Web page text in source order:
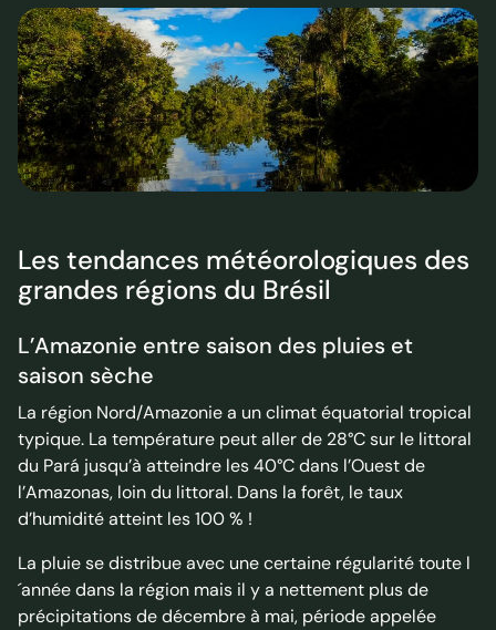
Les tendances météorologiques des
grandes régions du Brésil
L’Amazonie entre saison des pluies et
saison sèche
La région Nord/Amazonie a un climat équatorial tropical
typique. La température peut aller de 28°C sur le littoral
du Pará jusqu’à atteindre les 40°C dans l’Ouest de
l’Amazonas, loin du littoral. Dans la forêt, le taux
d’humidité atteint les 100 % !
La pluie se distribue avec une certaine régularité toute l
´année dans la région mais il y a nettement plus de
précipitations de décembre à mai, période appelée